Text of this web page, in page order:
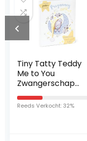
Tiny Tatty Teddy
Me to You
Zwangerschap
Journal, 0,2 kg
AGE92006
Reeds Verkocht: 32%